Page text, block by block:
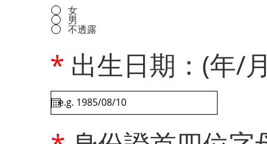
女
男
不透露
* 出生日期：(年/